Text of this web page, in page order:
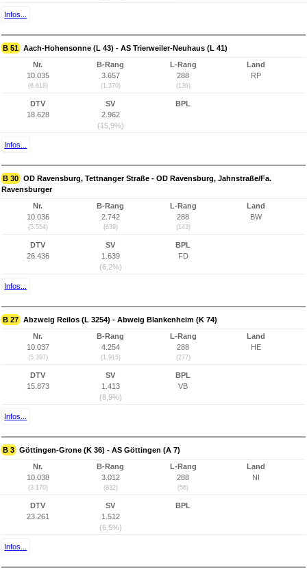
Infos...
B 51 Aach-Hohensonne (L 43) - AS Trierweiler-Neuhaus (L 41)
Nr.
10.035
(6.618)
B-Rang
3.657
(1.370)
L-Rang
288
(136)
Land
RP
DTV
18.628
SV
2.962
(15,9%)
BPL
Infos...
B 30 OD Ravensburg, Tettnanger Straße - OD Ravensburg, Jahnstraße/Fa.
Ravensburger
Nr.
10.036
(5.554)
B-Rang
2.742
(639)
L-Rang
288
(143)
Land
BW
DTV
26.436
SV
1.639
(6,2%)
BPL
FD
Infos...
B 27 Abzweig Reilos (L 3254) - Abweig Blankenheim (K 74)
Nr.
10.037
(5.397)
B-Rang
4.254
(1.915)
L-Rang
288
(277)
Land
HE
DTV
15.873
SV
1.413
(8,9%)
BPL
VB
Infos...
B 3 Göttingen-Grone (K 36) - AS Göttingen (A 7)
Nr.
10.038
(3.170)
B-Rang
3.012
(832)
L-Rang
288
(56)
Land
NI
DTV
23.261
SV
1.512
(6,5%)
BPL
Infos...